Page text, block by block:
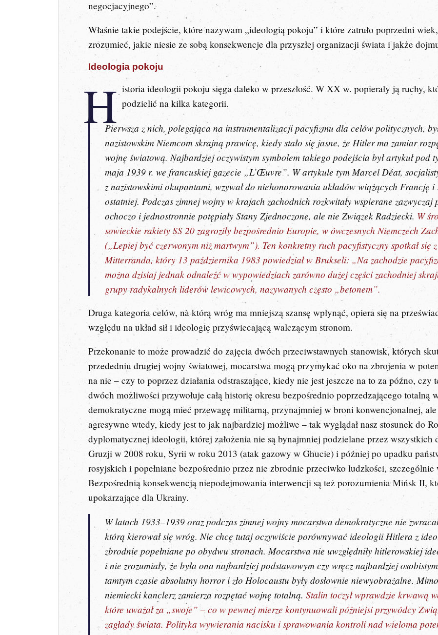
negocjacyjnego”.
Właśnie takie podejście, które nazywam „ideologią pokoju” i które zatruło poprzedni
zrozumieć, jakie niesie ze sobą konsekwencje dla przyszłej organizacji świata i jakże
Ideologia pokoju
H istoria ideologii pokoju sięga daleko w przeszłość. W XX w. popierały ją ruchy,
podzielić na kilka kategorii.
Pierwsza z nich, polegająca na instrumentalizacji pacyfizmu dla celów politycznych,
nazistowskim Niemcom skrajną prawicę, kiedy stało się jasne, że Hitler ma zamiar
wojnę światową. Najbardziej oczywistym symbolem takiego podejścia był artykuł pod
maja 1939 r. we francuskiej gazecie „L’Œuvre”. W artykule tym Marcel Déat,
z nazistowskimi okupantami, wzywał do niehonorowania układów wiążących
ostatniej. Podczas zimnej wojny w krajach zachodnich rozkwitały wspierane
ochoczo i jednostronnie potępiały Stany Zjednoczone, ale nie Związek Radziecki. W
sowieckie rakiety SS 20 zagroziły bezpośrednio Europie, w ówczesnych Niemczech
(„Lepiej być czerwonym niż martwym”). Ten konkretny ruch pacyfistyczny spotkał
Mitterranda, który 13 października 1983 powiedział w Brukseli: „Na zachodzie
można dzisiaj jednak odnaleźć w wypowiedziach zarówno dużej części zachodniej
grupy radykalnych liderów lewicowych, nazywanych często „betonem”.
Druga kategoria celów, na którą wróg ma mniejszą szansę wpłynąć, opiera się na
względu na układ sił i ideologię przyświecającą walczącym stronom.
Przekonanie to może prowadzić do zajęcia dwóch przeciwstawnych stanowisk, których
przededniu drugiej wojny światowej, mocarstwa mogą przymykać oko na zbrojenia w
na nie – czy to poprzez działania odstraszające, kiedy nie jest jeszcze na to za późno,
dwóch możliwości przywołuje całą historię okresu bezpośrednio poprzedzającego
demokratyczne mogą mieć przewagę militarną, przynajmniej w broni konwencjonalnej,
agresywne wtedy, kiedy jest to jak najbardziej możliwe – tak wyglądał nasz stosunek do
dyplomatycznej ideologii, której założenia nie są bynajmniej podzielane przez
Gruzji w 2008 roku, Syrii w roku 2013 (atak gazowy w Ghucie) i później po upadku
rosyjskich i popełniane bezpośrednio przez nie zbrodnie przeciwko ludzkości,
Bezpośrednią konsekwencją niepodejmowania interwencji są też porozumienia Mińsk II,
upokarzające dla Ukrainy.
W latach 1933–1939 oraz podczas zimnej wojny mocarstwa demokratyczne nie
którą kierował się wróg. Nie chcę tutaj oczywiście porównywać ideologii Hitlera z
zbrodnie popełniane po obydwu stronach. Mocarstwa nie uwzględniły hitlerowskiej
i nie zrozumiały, że była ona najbardziej podstawowym czy wręcz najbardziej
tamtym czasie absolutny horror i zło Holocaustu były dosłownie niewyobrażalne.
niemiecki kanclerz zamierza rozpętać wojnę totalną.Stalin toczył wprawdzie krwawą
które uważał za „swoje” – co w pewnej mierze kontynuowali późniejsi przywódcy
zagłady świata. Polityka wywierania nacisku i sprawowania kontroli nad wieloma